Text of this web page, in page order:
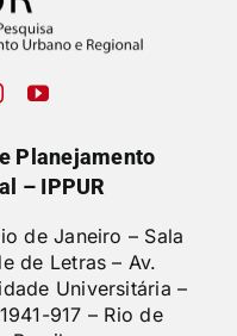
Planejamento
– IPPUR
de Janeiro – Sala
de Letras – Av.
Universitária –
917 – Rio de